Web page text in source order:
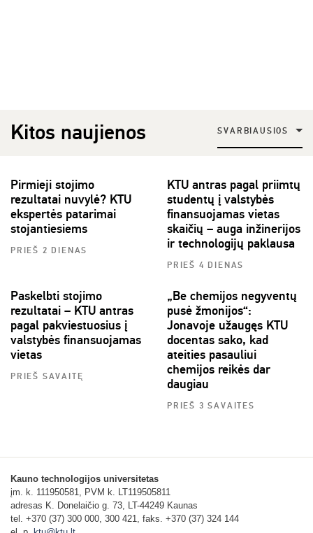
Kitos naujienos SVARBIAUSIOS
Pirmieji stojimo
rezultatai nuvylė? KTU
ekspertės patarimai
stojantiesiems
PRIEŠ 2 DIENAS
KTU antras pagal priimtų
studentų į valstybės
finansuojamas vietas
skaičių – auga inžinerijos
ir technologijų paklausa
PRIEŠ 4 DIENAS
Paskelbti stojimo
rezultatai – KTU antras
pagal pakviestuosius į
valstybės finansuojamas
vietas
PRIEŠ SAVAITĘ
„Be chemijos negyventų
pusė žmonijos“:
Jonavoje užaugęs KTU
docentas sako, kad
ateities pasauliui
chemijos reikės dar
daugiau
PRIEŠ 3 SAVAITES
Kauno technologijos universitetas
įm. k. 111950581, PVM k. LT119505811
adresas K. Donelaičio g. 73, LT-44249 Kaunas
tel. +370 (37) 300 000, 300 421, faks. +370 (37) 324 144